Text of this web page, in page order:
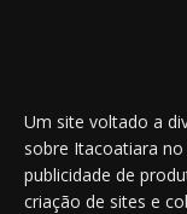
Um site voltado a
sobre Itacoatiara
publicidade de
criação de sites e